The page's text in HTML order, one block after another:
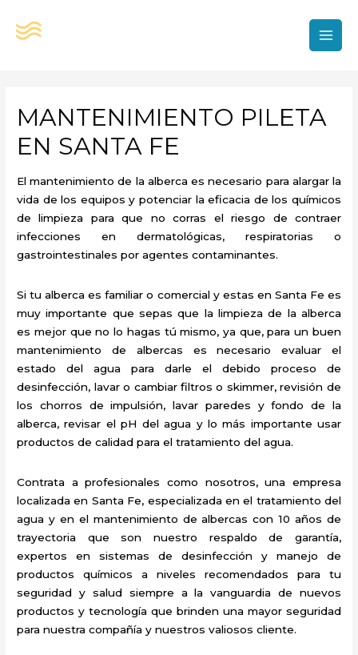
MANTENIMIENTO PILETA
EN SANTA FE
El mantenimiento de la alberca es necesario para alargar la
vida de los equipos y potenciar la eficacia de los químicos
de limpieza para que no corras el riesgo de contraer
infecciones en dermatológicas, respiratorias o
gastrointestinales por agentes contaminantes.
Si tu alberca es familiar o comercial y estas en Santa Fe es
muy importante que sepas que la limpieza de la alberca
es mejor que no lo hagas tú mismo, ya que, para un buen
mantenimiento de albercas es necesario evaluar el
estado del agua para darle el debido proceso de
desinfección, lavar o cambiar filtros o skimmer, revisión de
los chorros de impulsión, lavar paredes y fondo de la
alberca, revisar el pH del agua y lo más importante usar
productos de calidad para el tratamiento del agua.
Contrata a profesionales como nosotros, una empresa
localizada en Santa Fe, especializada en el tratamiento del
agua y en el mantenimiento de albercas con 10 años de
trayectoria que son nuestro respaldo de garantía,
expertos en sistemas de desinfección y manejo de
productos químicos a niveles recomendados para tu
seguridad y salud siempre a la vanguardia de nuevos
productos y tecnología que brinden una mayor seguridad
para nuestra compañía y nuestros valiosos cliente.